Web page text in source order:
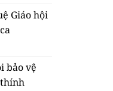
Giáo hội
bảo vệ